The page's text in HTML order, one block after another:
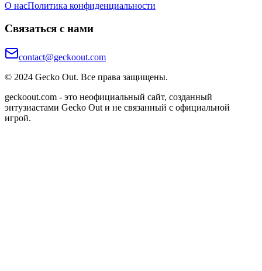
О насПолитика конфиденциальности
Связаться с нами
contact@geckoout.com
© 2024 Gecko Out. Все права защищены.
geckoout.com - это неофициальный сайт, созданный
энтузиастами Gecko Out и не связанный с официальной
игрой.